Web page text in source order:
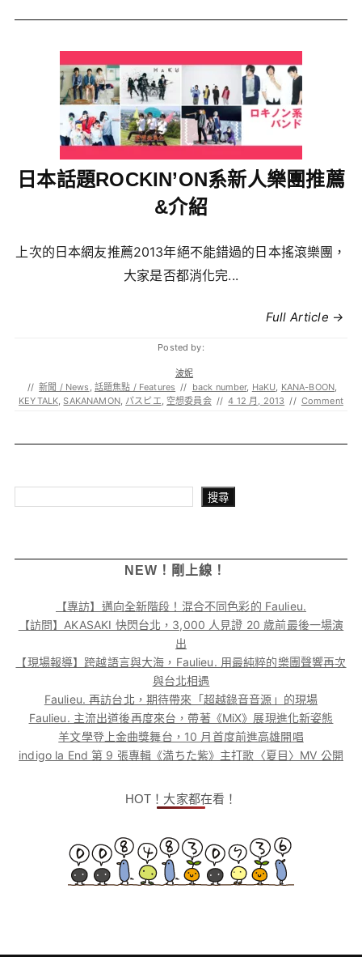
日本話題ROCKIN’ON系新人樂團推薦
&介紹
上次的日本網友推薦2013年絕不能錯過的日本搖滾樂團，
大家是否都消化完...
Full Article →
Posted by:
波妮
// 新聞 / News , 話題焦點 / Features // back number, HaKU, KANA-BOON,
KEYTALK,SAKANAMON, パスピエ, 空想委員会 // 4 12 月, 2013 // Comment
搜尋
NEW！剛上線！
【專訪】邁向全新階段！混合不同色彩的 Faulieu.
【訪問】AKASAKI 快閃台北，3,000 人見證 20 歲前最後一場演
出
【現場報導】跨越語言與大海，Faulieu. 用最純粹的樂團聲響再次
與台北相遇
Faulieu. 再訪台北，期待帶來「超越錄音音源」的現場
Faulieu. 主流出道後再度來台，帶著《MiX》展現進化新姿態
羊文學登上金曲獎舞台，10 月首度前進高雄開唱
indigo la End 第 9 張專輯《満ちた紫》主打歌〈夏目〉MV 公開
HOT！大家都在看！